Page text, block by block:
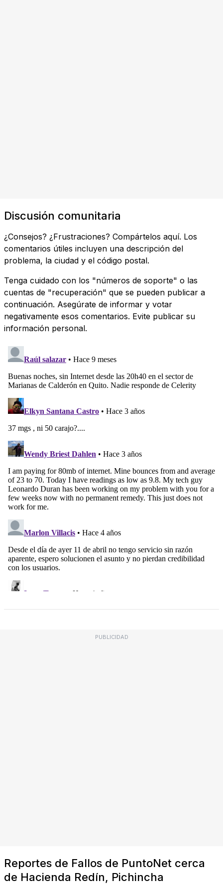
Discusión comunitaria
¿Consejos? ¿Frustraciones? Compártelos aquí. Los
comentarios útiles incluyen una descripción del
problema, la ciudad y el código postal.
Tenga cuidado con los "números de soporte" o las
cuentas de "recuperación" que se pueden publicar a
continuación. Asegúrate de informar y votar
negativamente esos comentarios. Evite publicar su
información personal.
PUBLICIDAD
Reportes de Fallos de PuntoNet cerca
de Hacienda Redín, Pichincha